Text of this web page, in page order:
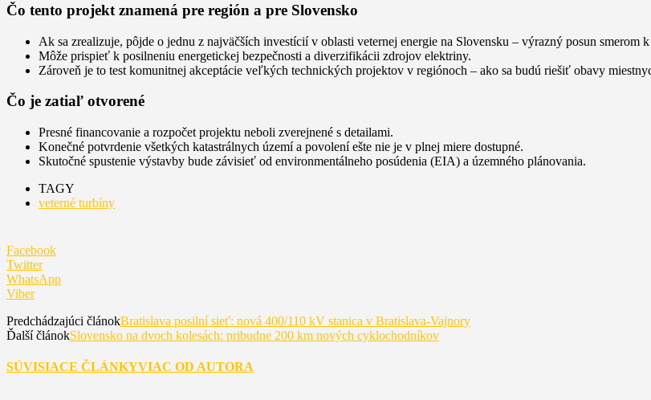
Čo tento projekt znamená pre región a pre Slovensko
Ak sa zrealizuje, pôjde o jednu z najväčších investícií v oblasti veternej energie na Slovensku – výrazný posun smerom
Môže prispieť k posilneniu energetickej bezpečnosti a diverzifikácii zdrojov elektriny.
Zároveň je to test komunitnej akceptácie veľkých technických projektov v regiónoch – ako sa budú riešiť obavy
Čo je zatiaľ otvorené
Presné financovanie a rozpočet projektu neboli zverejnené s detailami.
Konečné potvrdenie všetkých katastrálnych území a povolení ešte nie je v plnej miere dostupné.
Skutočné spustenie výstavby bude závisieť od environmentálneho posúdenia (EIA) a územného plánovania.
TAGY
veterné turbíny
Facebook
Twitter
WhatsApp
Viber
Predchádzajúci článokBratislava posilní sieť: nová 400/110 kV stanica v Bratislava‑Vajnory
Ďalší článokSlovensko na dvoch kolesách: pribudne 200 km nových cyklochodníkov
SÚVISIACE ČLÁNKYVIAC OD AUTORA